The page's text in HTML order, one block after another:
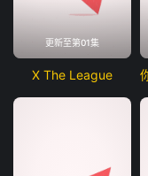
更新至第01集
X The League